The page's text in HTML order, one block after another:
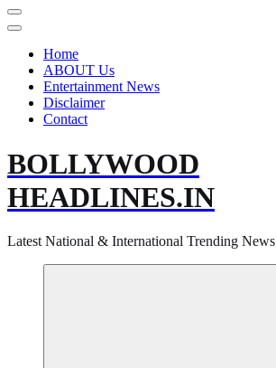
Home
ABOUT Us
Entertainment News
Disclaimer
Contact
BOLLYWOOD
HEADLINES.IN
Latest National & International Trending News